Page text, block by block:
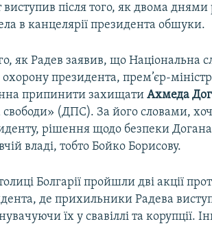
після того, як двома днями
в канцелярії президента обшуки.
як Радев заявив, що Національна
президента, прем’єр-
припинити захищатиАхмеда
свободи» (ДПС). За його словами,
рішення щодо безпеки
владі, тобто Бойко Борисову.
Болгарії пройшли дві акції
де прихильники Радева
їх у свавіллі та корупції.